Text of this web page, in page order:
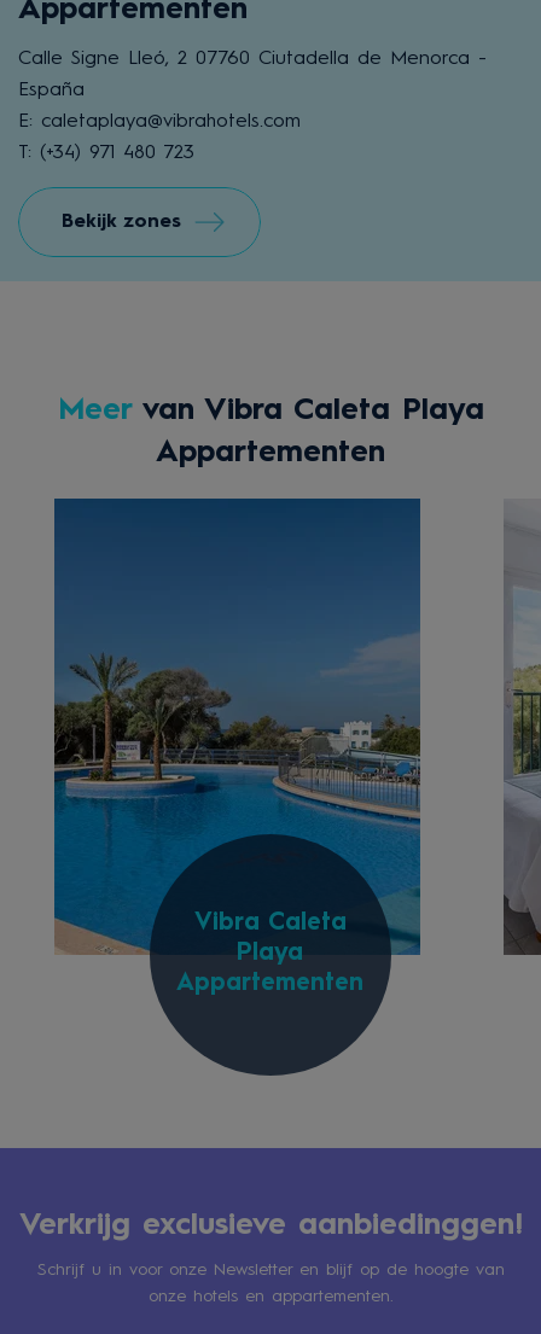
Appartementen
Calle Signe Lleó, 2 07760 Ciutadella de Menorca -
España
E: caletaplaya@vibrahotels.com
T: (+34) 971 480 723
Bekijk zones
Meervan Vibra Caleta Playa
Appartementen
Vibra Caleta
Playa
Appartementen
Verkrijg exclusieve aanbiedinggen!
Schrijf u in voor onze Newsletter en blijf op de hoogte van
onze hotels en appartementen.